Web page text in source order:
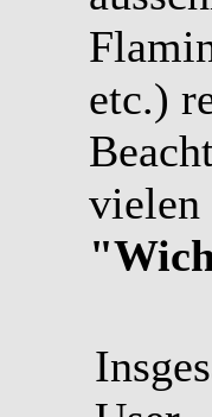
etc.)
vielen